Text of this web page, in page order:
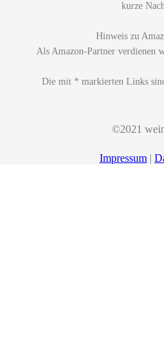
kurze
Hinweis zu
Als Amazon-Partner verdienen
Die mit * markierten Links
©2021
Impressum |